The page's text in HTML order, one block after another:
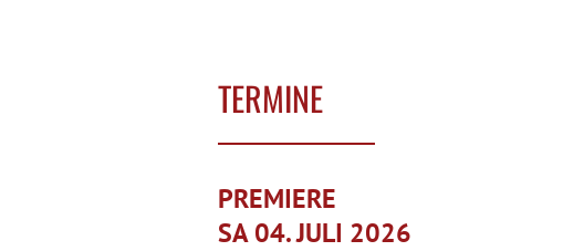
TERMINE
PREMIERE
SA 04. JULI 2026